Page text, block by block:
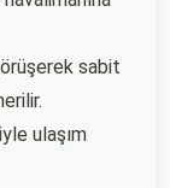
sabit
ulaşım